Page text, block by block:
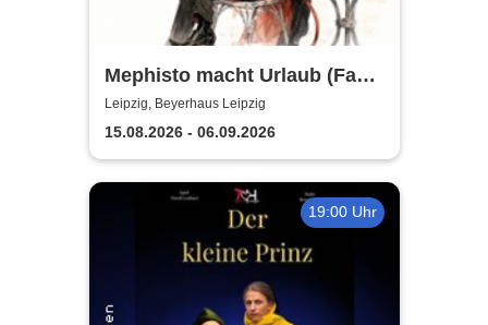
Mephisto macht Urlaub (Fast)
- Sommertheater im
Beyerhaus Leipzig
Leipzig, Beyerhaus Leipzig
15.08.2026 - 06.09.2026
19:00 Uhr